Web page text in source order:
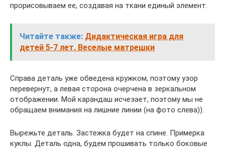
прорисовываем ее, создавая на ткани единый элемент.
Читайте также: Дидактическая игра для
детей 5-7 лет. Веселые матрешки
Справа деталь уже обведена кружком, поэтому узор
перевернут, а левая сторона очерчена в зеркальном
отображении. Мой карандаш исчезает, поэтому мы не
обращаем внимания на лишние линии (на фото слева)).
Вырежьте деталь. Застежка будет на спине. Примерка
куклы. Деталь одна, будем прошивать только боковые